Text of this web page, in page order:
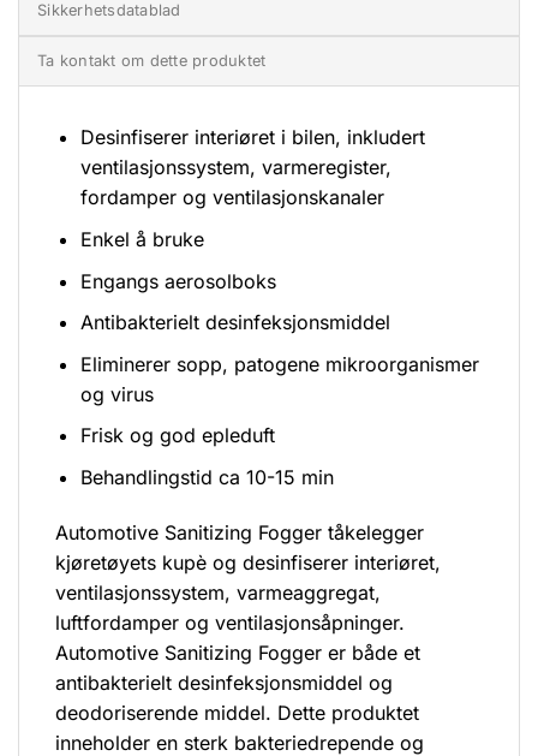
Sikkerhetsdatablad
Ta kontakt om dette produktet
Desinfiserer interiøret i bilen, inkludert
ventilasjonssystem, varmeregister,
fordamper og ventilasjonskanaler
Enkel å bruke
Engangs aerosolboks
Antibakterielt desinfeksjonsmiddel
Eliminerer sopp, patogene mikroorganismer
og virus
Frisk og god epleduft
Behandlingstid ca 10-15 min
Automotive Sanitizing Fogger tåkelegger
kjøretøyets kupè og desinfiserer interiøret,
ventilasjonssystem, varmeaggregat,
luftfordamper og ventilasjonsåpninger.
Automotive Sanitizing Fogger er både et
antibakterielt desinfeksjonsmiddel og
deodoriserende middel. Dette produktet
inneholder en sterk bakteriedrepende og